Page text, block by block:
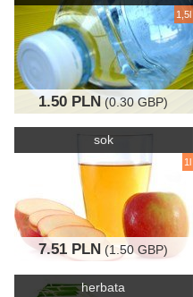
1,5l
1.50 PLN (0.30 GBP)
sok
1l
7.51 PLN (1.50 GBP)
herbata